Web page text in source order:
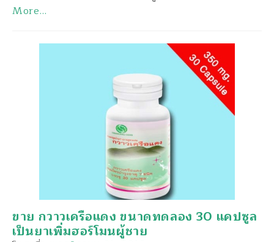
More…
ขาย กวาวเครือแดง ขนาดทดลอง 30 แคปซูล
เป็นยาเพิ่มฮอร์โมนผู้ชาย